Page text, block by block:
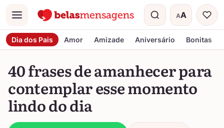
Menu AA
Tamanho do
Dia dos Pais Amor Amizade Aniversário Bonitas
40 frases de amanhecer para
contemplar esse momento
lindo do dia